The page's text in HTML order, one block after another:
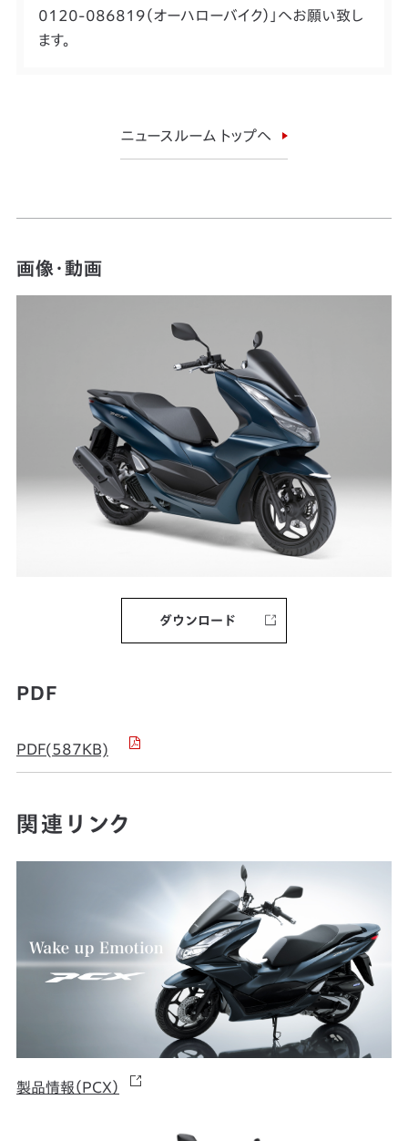
0120-086819（オーハローバイク）」へお願い致し
ます。
ニュースルーム トップへ
画像・動画
ダウンロード
PDF
PDF(587KB)
関連リンク
製品情報（PCX）